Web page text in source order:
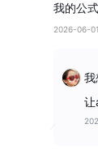
我的公
2026-06-
我
让